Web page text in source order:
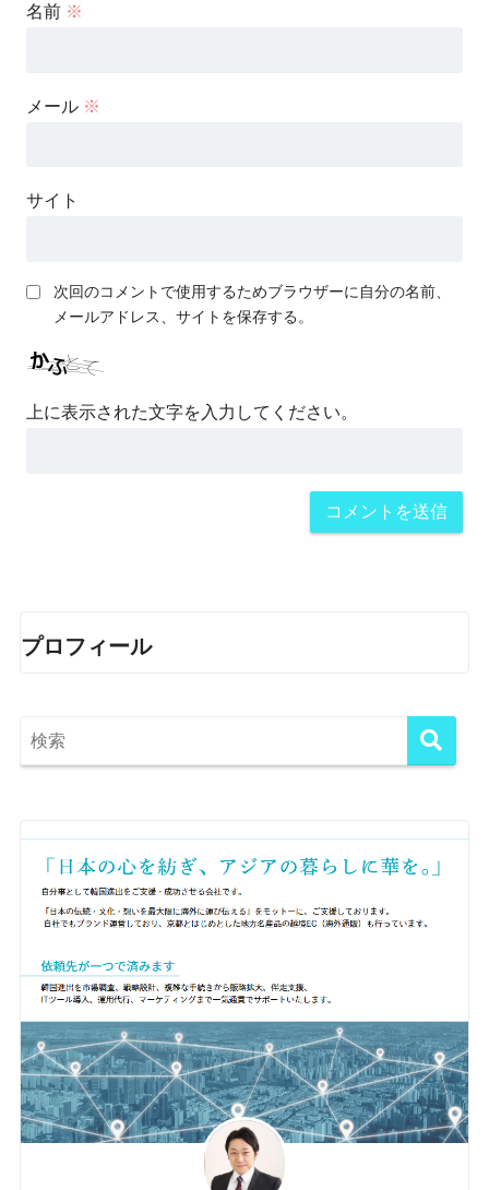
名前 ※
メール ※
サイト
次回のコメントで使用するためブラウザーに自分の名前、
メールアドレス、サイトを保存する。
上に表示された文字を入力してください。
プロフィール